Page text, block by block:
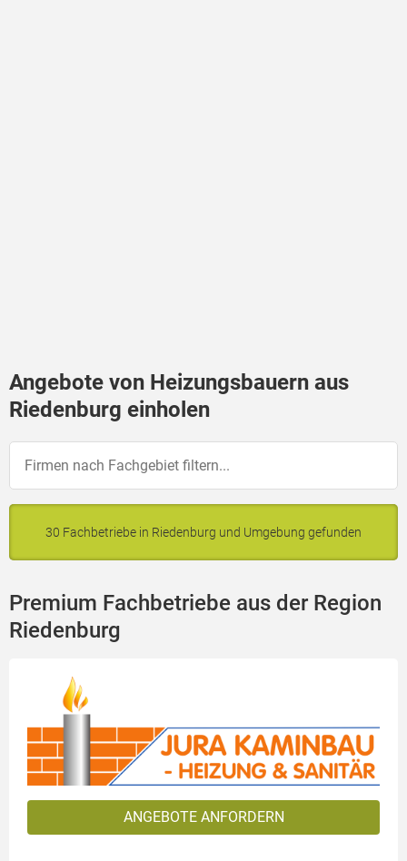
Angebote von Heizungsbauern aus
Riedenburg einholen
30 Fachbetriebe in Riedenburg und Umgebung gefunden
Premium Fachbetriebe aus der Region
Riedenburg
ANGEBOTE ANFORDERN